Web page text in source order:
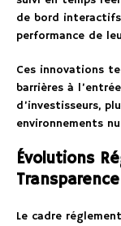
de bord
performance de
Ces innovations
barrières à
d’investisseurs,
environnements
Évolutions
Transparence
Le cadre